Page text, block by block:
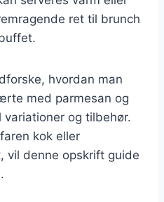
ret til brunch
hvordan man
med parmesan og
og tilbehør.
kok eller
vil denne opskrift guide